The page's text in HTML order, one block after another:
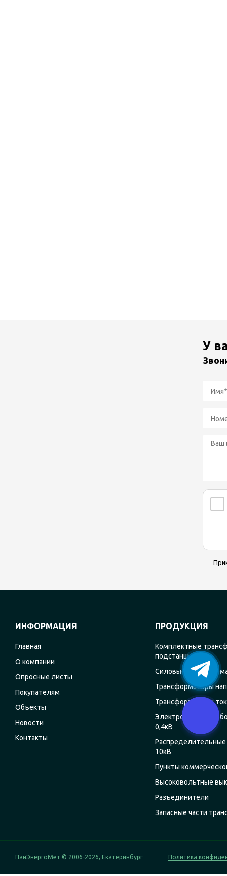
У
ИНФОРМАЦИЯ
Главная
О компании
Опросные листы
Покупателям
Объекты
Новости
Контакты
ПРОДУКЦИЯ
Комплектные
подстанции
Силовые
Трансформаторы
Трансформаторы
Электрощитовое
0,4кВ
Распределительные
10кВ
Пункты
Высоковольтные
Разъединители
Запасные части
ПанЭнергоМет © 2006-2026, Екатеринбург Политика